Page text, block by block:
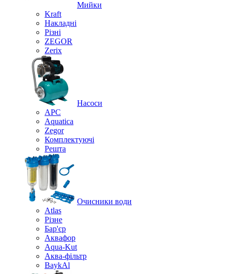
Мийки
Kraft
Накладні
Різні
ZEGOR
Zerix
Насоси
APC
Aquatica
Zegor
Комплектуючі
Решта
Очисники води
Atlas
Різне
Бар'єр
Аквафор
Aqua-Kut
Аква-фільтр
BaykAl